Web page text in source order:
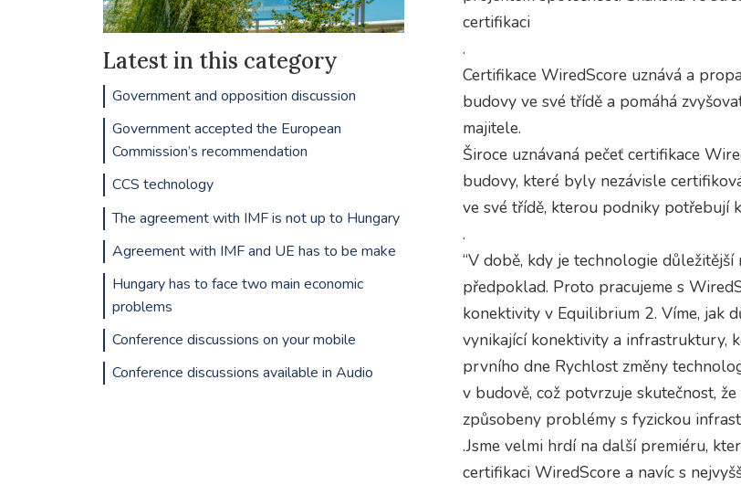
certifikaci
.
Certifikace WiredScore uznává a
budovy ve své třídě a pomáhá
majitele.
Široce uznávaná pečeť certifikace
budovy, které byly nezávisle
ve své třídě, kterou podniky potřebují
.
“V době, kdy je technologie
předpoklad. Proto pracujeme s
konektivity v Equilibrium 2. Víme, jak
vynikající konektivity a infrastruktury,
prvního dne Rychlost změny
v budově, což potvrzuje skutečnost,
způsobeny problémy s fyzickou
.Jsme velmi hrdí na další premiéru,
certifikaci WiredScore a navíc s
Latest in this category
Government and opposition discussion
Government accepted the European
Commission’s recommendation
CCS technology
The agreement with IMF is not up to Hungary
Agreement with IMF and UE has to be make
Hungary has to face two main economic
problems
Conference discussions on your mobile
Conference discussions available in Audio